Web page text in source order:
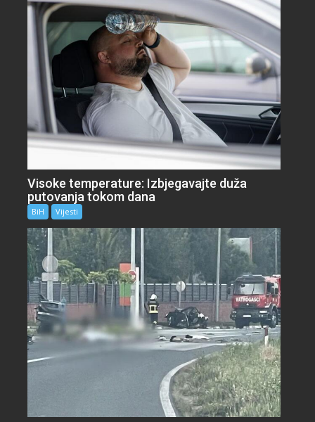
Visoke temperature: Izbjegavajte duža
putovanja tokom dana
BiH Vijesti